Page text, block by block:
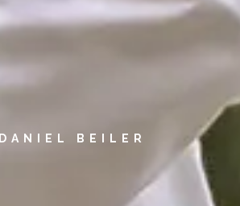
DANIEL BEILER